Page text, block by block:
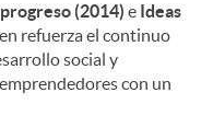
(2014) e Ideas
refuerza el continuo
social y
con un